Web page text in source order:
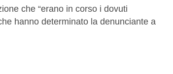
che “erano in corso i dovuti
hanno determinato la denunciante a